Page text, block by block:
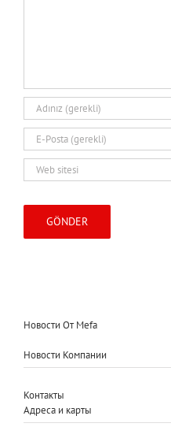
Новости От Mefa
Новости Компании
Контакты
Адреса и карты